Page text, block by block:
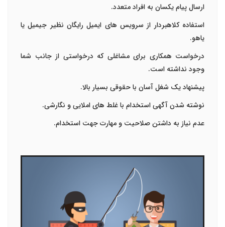
ارسال پیام یکسان به افراد متعدد.
استفاده کلاهبردار از سرویس های ایمیل رایگان نظیر جیمیل یا
یاهو.
درخواست همکاری برای مشاغلی که درخواستی از جانب شما
وجود نداشته است.
پیشنهاد یک شغل آسان با حقوقی بسیار بالا.
نوشته شدن آگهی استخدام با غلط های املایی و نگارشی.
عدم نیاز به داشتن صلاحیت و مهارت جهت استخدام.